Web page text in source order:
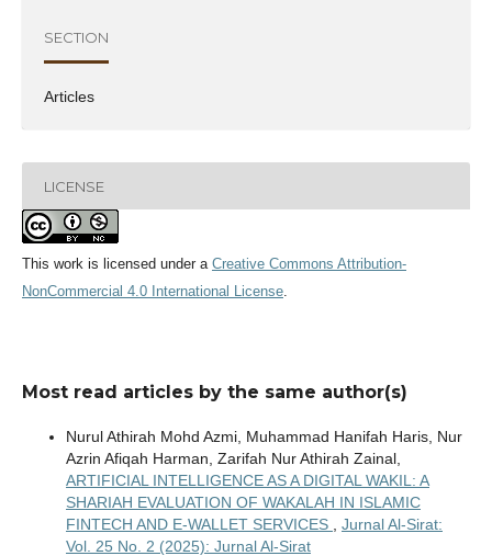
SECTION
Articles
LICENSE
This work is licensed under a Creative Commons Attribution-
NonCommercial 4.0 International License.
Most read articles by the same author(s)
Nurul Athirah Mohd Azmi, Muhammad Hanifah Haris, Nur
Azrin Afiqah Harman, Zarifah Nur Athirah Zainal,
ARTIFICIAL INTELLIGENCE AS A DIGITAL WAKIL: A
SHARIAH EVALUATION OF WAKALAH IN ISLAMIC
FINTECH AND E-WALLET SERVICES
Jurnal Al-Sirat:
Vol. 25 No. 2 (2025): Jurnal Al-Sirat